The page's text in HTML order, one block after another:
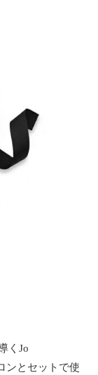
くJo
ンとセットで使